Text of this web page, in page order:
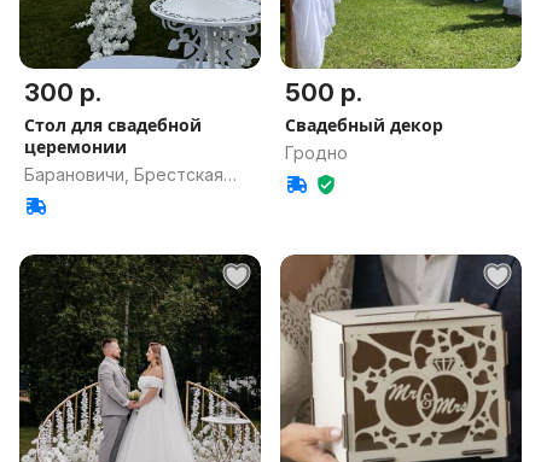
300 р.
Стол для свадебной
церемонии
Барановичи, Брестская
обл.
500 р.
Свадебный декор
Гродно